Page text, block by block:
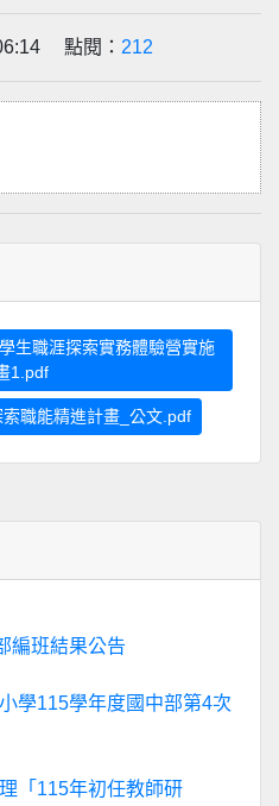
點閱： 212
生職涯探索實務體驗營實施
1.pdf
職能精進計畫_公文.pdf
編班結果公告
學115學年度國中部第4次
「115年初任教師研